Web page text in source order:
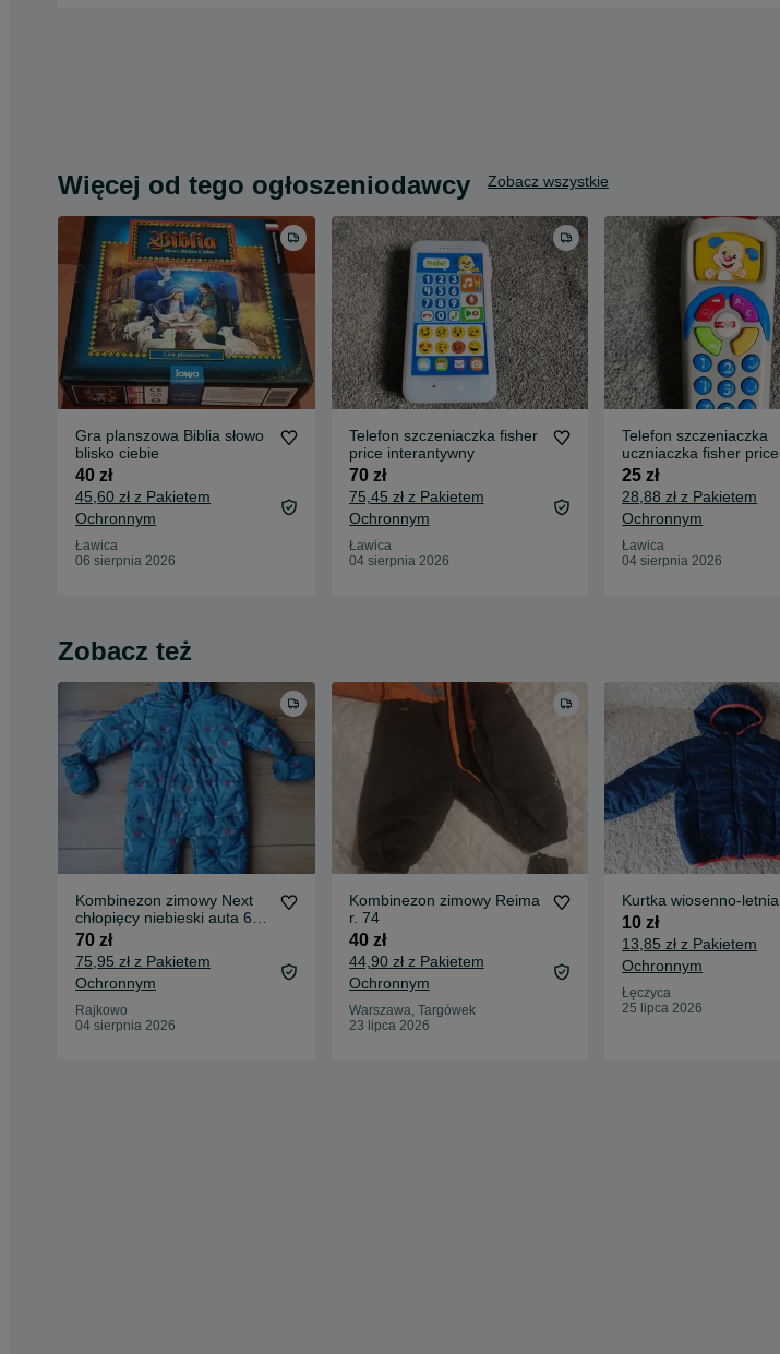
Więcej od tego ogłoszeniodawcy Zobacz wszystkie
Gra planszowa Biblia słowo
blisko ciebie
40 zł
45,60 zł z Pakietem
Ochronnym
Ławica
06 sierpnia 2026
Telefon szczeniaczka fisher
price interantywny
70 zł
75,45 zł z Pakietem
Ochronnym
Ławica
04 sierpnia 2026
Telefon szczeniaczka
uczniaczka fisher price
angielski interantywny
25 zł
28,88 zł z Pakietem
Ochronnym
Ławica
04 sierpnia 2026
Zobacz też
Kombinezon zimowy Next
chłopięcy niebieski auta 6-9
miesięcy
70 zł
75,95 zł z Pakietem
Ochronnym
Rajkowo
04 sierpnia 2026
Kombinezon zimowy Reima
r. 74
40 zł
44,90 zł z Pakietem
Ochronnym
Warszawa, Targówek
23 lipca 2026
Kurtka wiosenno-letnia
10 zł
13,85 zł z Pakietem
Ochronnym
Łęczyca
25 lipca 2026